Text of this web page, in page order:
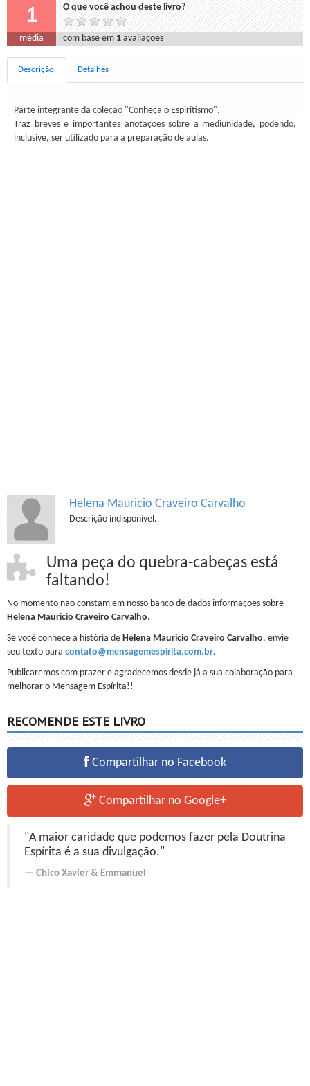
1 O que você achou deste livro?
média com base em 1 avaliações
Descrição Detalhes
Parte integrante da coleção "Conheça o Espiritismo".
Traz breves e importantes anotações sobre a mediunidade, podendo,
inclusive, ser utilizado para a preparação de aulas.
Helena Mauricio Craveiro Carvalho
Descrição indisponível.
Uma peça do quebra-cabeças está
faltando!
No momento não constam em nosso banco de dados informações sobre
Helena Mauricio Craveiro Carvalho.
Se você conhece a história de Helena Mauricio Craveiro Carvalho, envie
seu texto para contato@mensagemespirita.com.br.
Publicaremos com prazer e agradecemos desde já a sua colaboração para
melhorar o Mensagem Espírita!!
RECOMENDE ESTE LIVRO
Compartilhar no Facebook
Compartilhar no Google+
"A maior caridade que podemos fazer pela Doutrina
Espírita é a sua divulgação."
Chico Xavier & Emmanuel